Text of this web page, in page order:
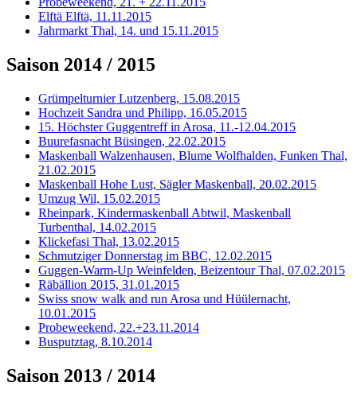
Elftä Elftä, 11.11.2015
Jahrmarkt Thal, 14. und 15.11.2015
Saison 2014 / 2015
Grümpelturnier Lutzenberg, 15.08.2015
Hochzeit Sandra und Philipp, 16.05.2015
15. Höchster Guggentreff in Arosa, 11.-12.04.2015
Buurefasnacht Büsingen, 22.02.2015
Maskenball Walzenhausen, Blume Wolfhalden, Funken Thal,
21.02.2015
Maskenball Hohe Lust, Sägler Maskenball, 20.02.2015
Umzug Wil, 15.02.2015
Rheinpark, Kindermaskenball Abtwil, Maskenball
Turbenthal, 14.02.2015
Klickefasi Thal, 13.02.2015
Schmutziger Donnerstag im BBC, 12.02.2015
Guggen-Warm-Up Weinfelden, Beizentour Thal, 07.02.2015
Räbällion 2015, 31.01.2015
Swiss snow walk and run Arosa und Hüülernacht,
10.01.2015
Probeweekend, 22.+23.11.2014
Busputztag, 8.10.2014
Saison 2013 / 2014